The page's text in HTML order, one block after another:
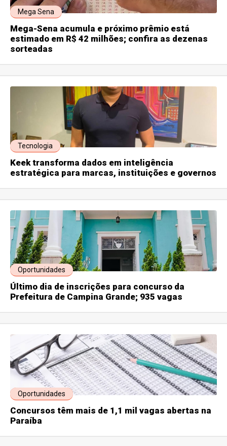
Mega Sena
Mega-Sena acumula e próximo prêmio está
estimado em R$ 42 milhões; confira as dezenas
sorteadas
Tecnologia
Keek transforma dados em inteligência
estratégica para marcas, instituições e governos
Oportunidades
Último dia de inscrições para concurso da
Prefeitura de Campina Grande; 935 vagas
Oportunidades
Concursos têm mais de 1,1 mil vagas abertas na
Paraíba